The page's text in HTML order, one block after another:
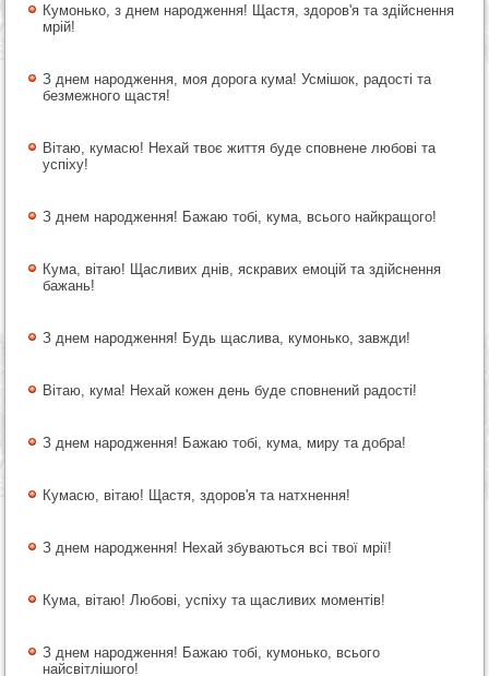
Кумонько, з днем народження! Щастя, здоров'я та здійснення
мрій!
З днем народження, моя дорога кума! Усмішок, радості та
безмежного щастя!
Вітаю, кумасю! Нехай твоє життя буде сповнене любові та
успіху!
З днем народження! Бажаю тобі, кума, всього найкращого!
Кума, вітаю! Щасливих днів, яскравих емоцій та здійснення
бажань!
З днем народження! Будь щаслива, кумонько, завжди!
Вітаю, кума! Нехай кожен день буде сповнений радості!
З днем народження! Бажаю тобі, кума, миру та добра!
Кумасю, вітаю! Щастя, здоров'я та натхнення!
З днем народження! Нехай збуваються всі твої мрії!
Кума, вітаю! Любові, успіху та щасливих моментів!
З днем народження! Бажаю тобі, кумонько, всього
найсвітлішого!